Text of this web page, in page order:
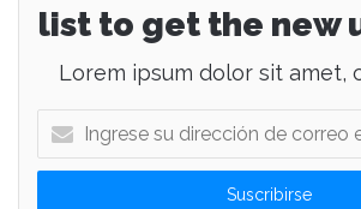
list to get the new
Lorem ipsum dolor sit amet,
g